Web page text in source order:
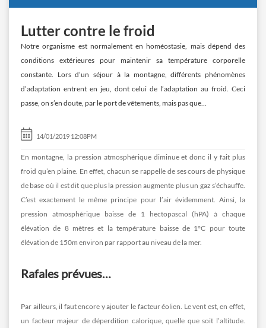
Lutter contre le froid
Notre organisme est normalement en homéostasie, mais dépend des
conditions extérieures pour maintenir sa température corporelle
constante. Lors d’un séjour à la montagne, différents phénomènes
d’adaptation entrent en jeu, dont celui de l’adaptation au froid. Ceci
passe, on s’en doute, par le port de vêtements, mais pas que…
14/01/2019 12:08PM
En montagne, la pression atmosphérique diminue et donc il y fait plus
froid qu’en plaine. En effet, chacun se rappelle de ses cours de physique
de base où il est dit que plus la pression augmente plus un gaz s’échauffe.
C’est exactement le même principe pour l’air évidemment. Ainsi, la
pression atmosphérique baisse de 1 hectopascal (hPA) à chaque
élévation de 8 mètres et la température baisse de 1°C pour toute
élévation de 150m environ par rapport au niveau de la mer.
Rafales prévues…
Par ailleurs, il faut encore y ajouter le facteur éolien. Le vent est, en effet,
un facteur majeur de déperdition calorique, quelle que soit l’altitude.